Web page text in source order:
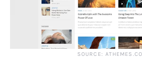
SOURCE: